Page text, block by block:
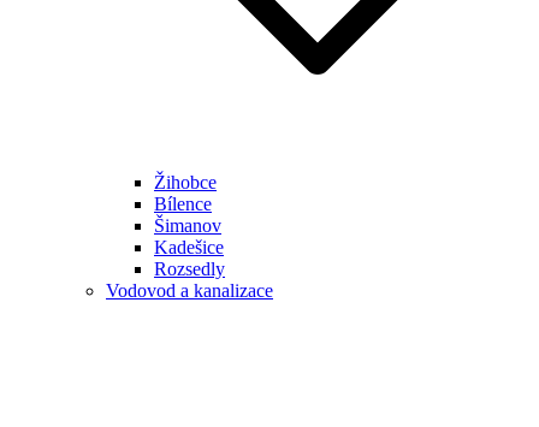
Žihobce
Bílence
Šimanov
Kadešice
Rozsedly
Vodovod a kanalizace